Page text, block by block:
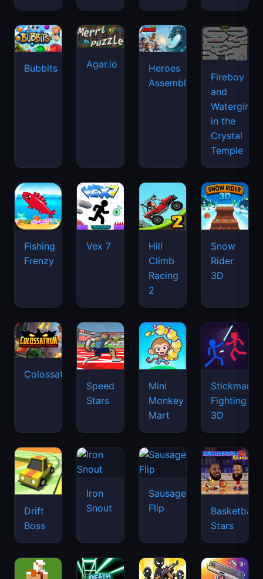
Bubbits Agar.io
Heroes
Assemble
Fireboy
and
Watergirl
in the
Crystal
Temple
Fishing
Frenzy
Vex 7
Hill
Climb
Racing
2
Snow
Rider
3D
Colossatron
Speed
Stars
Mini
Monkey
Mart
Stickman
Fighting
3D
Drift
Boss
Iron
Snout
Sausage
Flip
Basketball
Stars